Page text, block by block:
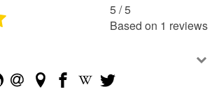
5 /5
Based on 1 reviews